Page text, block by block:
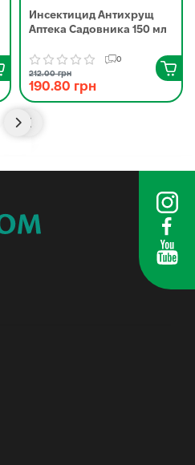
Инсектицид Антихрущ
Аптека Садовника 150 мл
0
212.00 грн
190.80 грн